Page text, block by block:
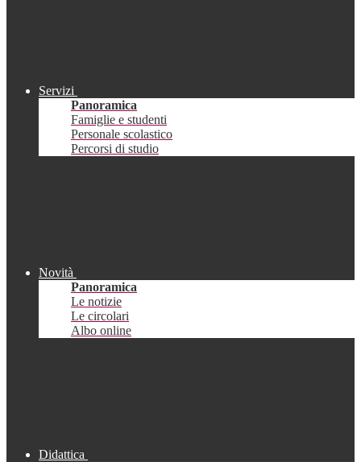
Servizi
Panoramica
Famiglie e studenti
Personale scolastico
Percorsi di studio
Novità
Panoramica
Le notizie
Le circolari
Albo online
Didattica